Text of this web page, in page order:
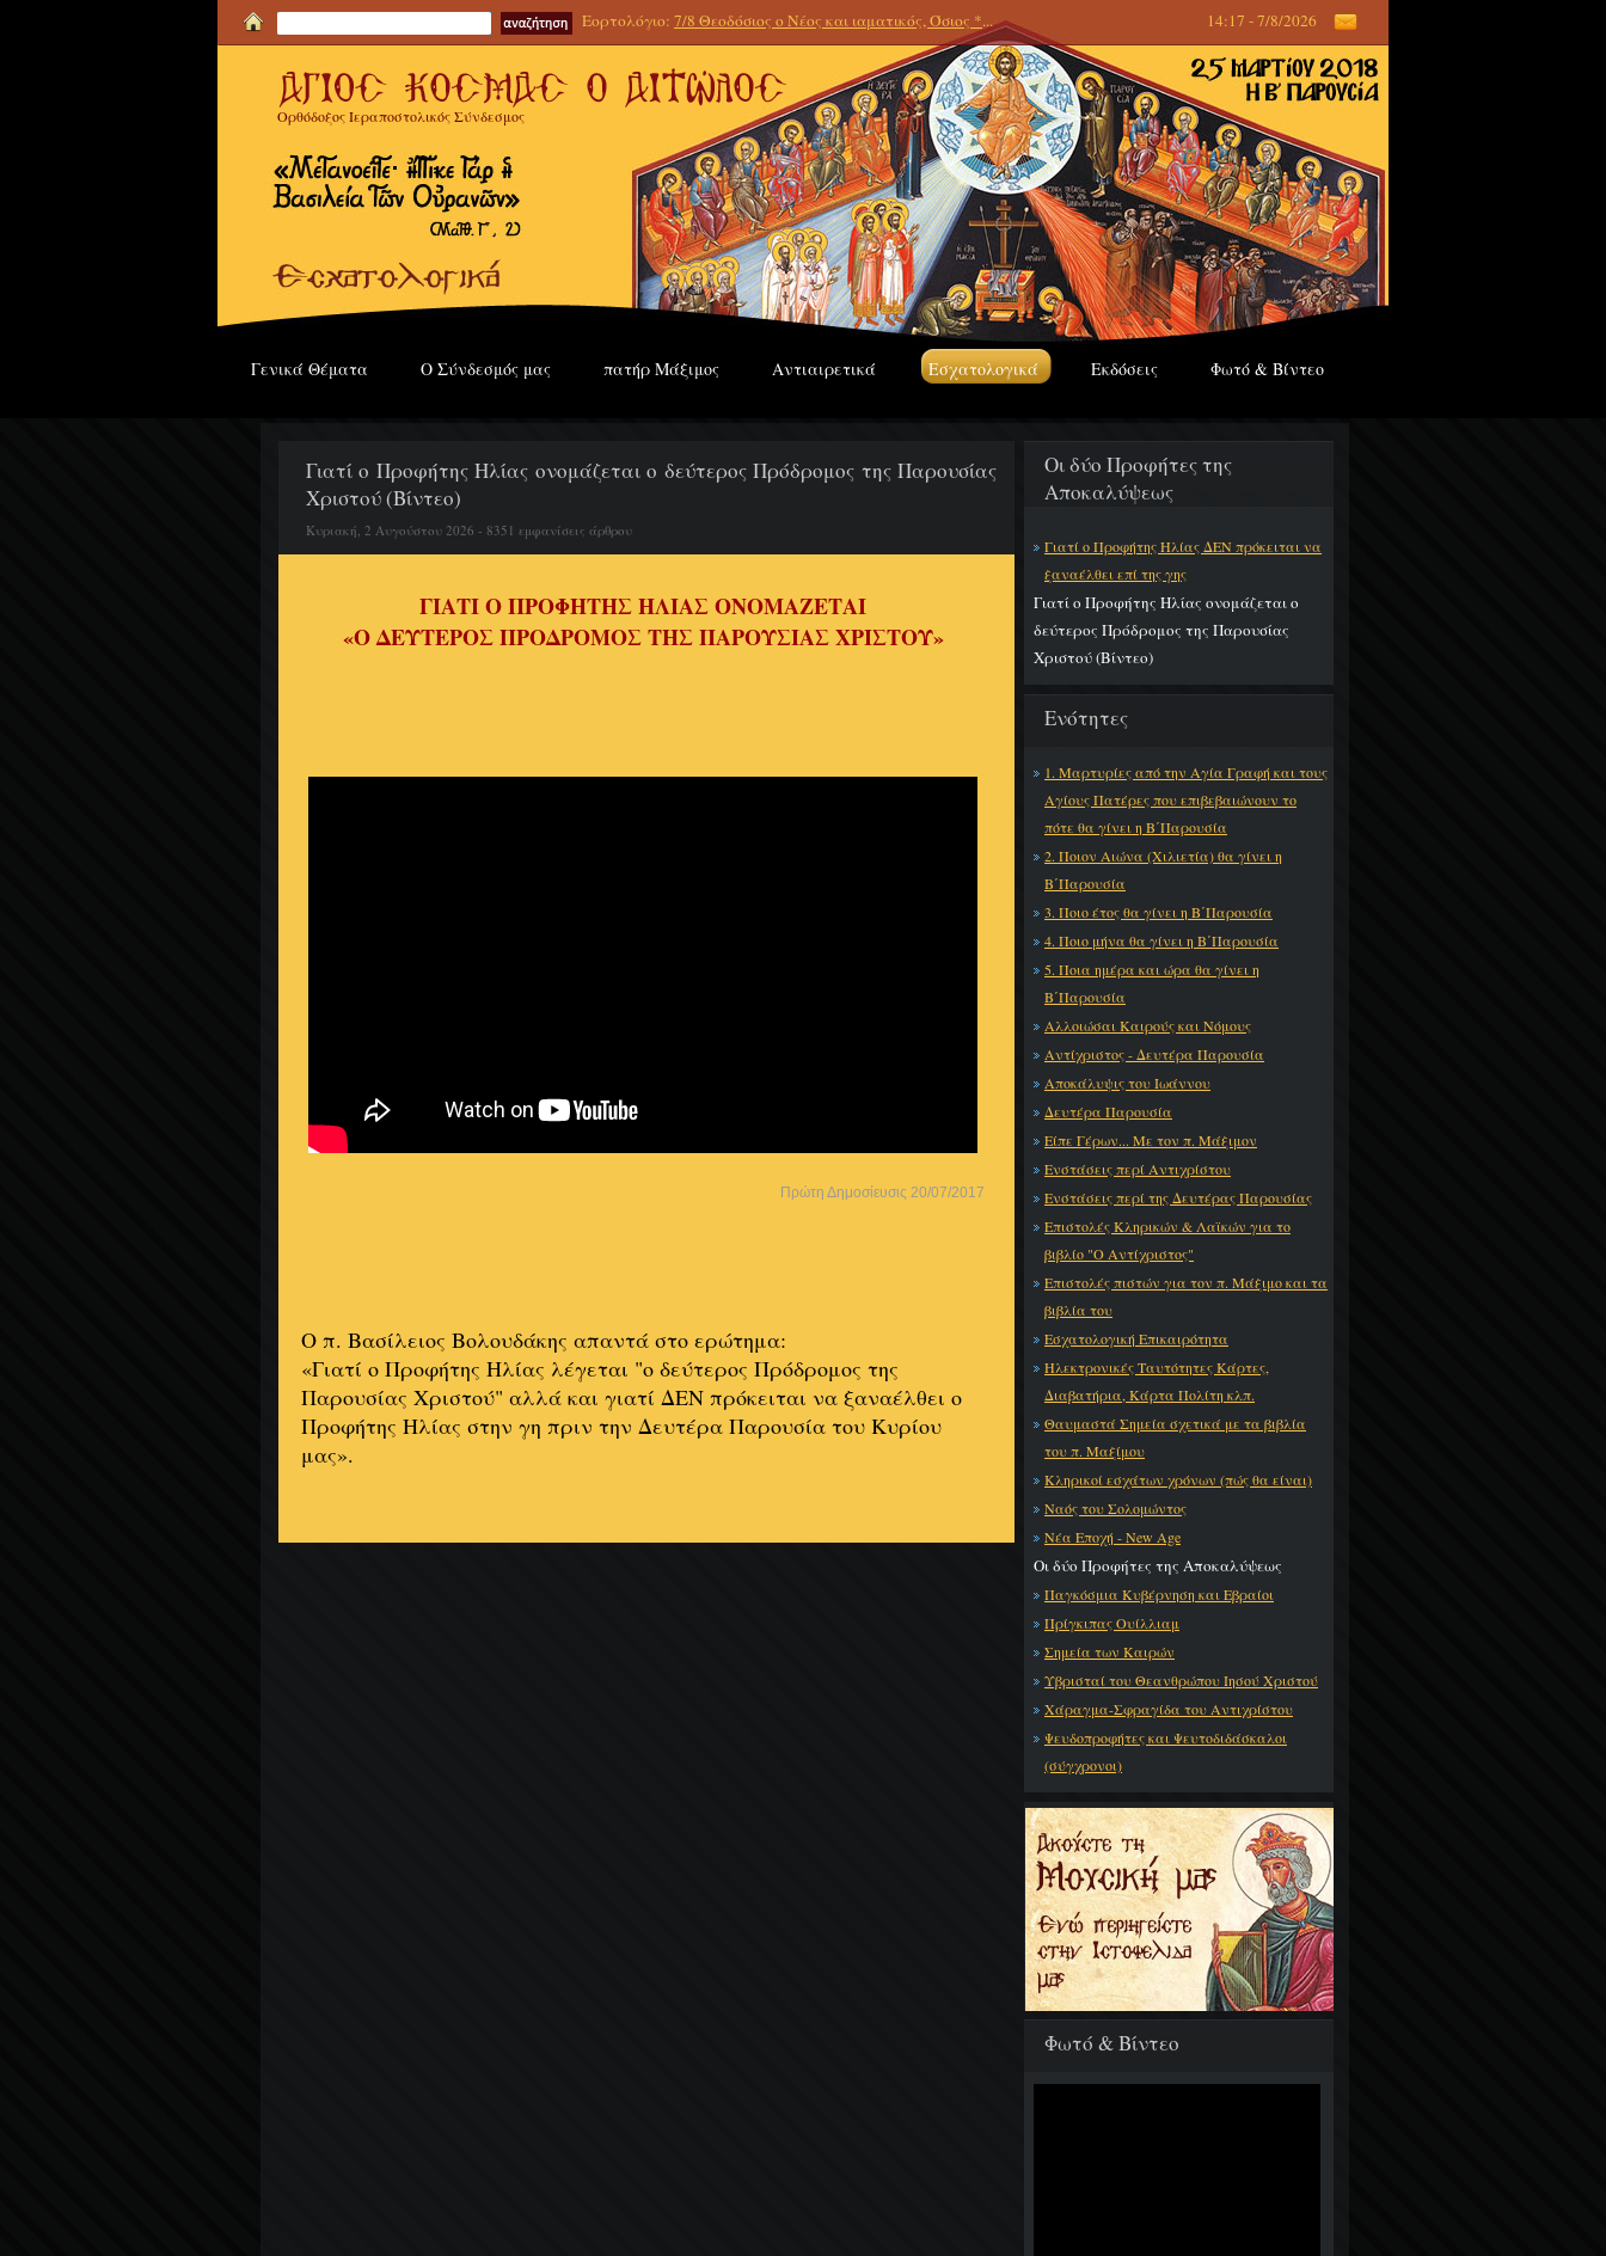
Εορτολόγιο: 7/8 Θεοδόσιος ο Νέος και ιαματικός, Όσιος *... 14:17 - 7/8/2026
Ορθόδοξος Ιεραποστολικός Σύνδεσμος
Γενικά Θέματα Ο Σύνδεσμός μας πατήρ Μάξιμος Αντιαιρετικά Εσχατολογικά Εκδόσεις Φωτό & Βίντεο
Οι δύο Προφήτες της
Αποκαλύψεως
Γιατί ο Προφήτης Ηλίας ΔΕΝ πρόκειται να
ξαναέλθει επί της γης
Γιατί ο Προφήτης Ηλίας ονομάζεται ο
δεύτερος Πρόδρομος της Παρουσίας
Χριστού (Βίντεο)
Ενότητες
1. Μαρτυρίες από την Αγία Γραφή και τους
Αγίους Πατέρες που επιβεβαιώνουν το
πότε θα γίνει η Β΄Παρουσία
2. Ποιον Αιώνα (Χιλιετία) θα γίνει η
Β΄Παρουσία
3. Ποιο έτος θα γίνει η Β΄Παρουσία
4. Ποιο μήνα θα γίνει η Β΄Παρουσία
5. Ποια ημέρα και ώρα θα γίνει η
Β΄Παρουσία
Αλλοιώσαι Καιρούς και Νόμους
Αντίχριστος - Δευτέρα Παρουσία
Αποκάλυψις του Ιωάννου
Δευτέρα Παρουσία
Είπε Γέρων... Με τον π. Μάξιμον
Ενστάσεις περί Αντιχρίστου
Ενστάσεις περί της Δευτέρας Παρουσίας
Επιστολές Κληρικών & Λαϊκών για το
βιβλίο "Ο Αντίχριστος"
Επιστολές πιστών για τον π. Μάξιμο και τα
βιβλία του
Εσχατολογική Επικαιρότητα
Ηλεκτρονικές Ταυτότητες Κάρτες,
Διαβατήρια, Κάρτα Πολίτη κλπ.
Θαυμαστά Σημεία σχετικά με τα βιβλία
του π. Μαξίμου
Κληρικοί εσχάτων χρόνων (πώς θα είναι)
Ναός του Σολομώντος
Νέα Εποχή - New Age
Οι δύο Προφήτες της Αποκαλύψεως
Παγκόσμια Κυβέρνηση και Εβραίοι
Πρίγκιπας Ουίλλιαμ
Σημεία των Καιρών
Υβρισταί του Θεανθρώπου Ιησού Χριστού
Χάραγμα-Σφραγίδα του Αντιχρίστου
Ψευδοπροφήτες και Ψευτοδιδάσκαλοι
(σύγχρονοι)
Φωτό & Βίντεο
Γιατί ο Προφήτης Ηλίας ονομάζεται ο δεύτερος Πρόδρομος της Παρουσίας
Χριστού (Βίντεο)
Κυριακή, 2 Αυγούστου 2026 - 8351 εμφανίσεις άρθρου
ΓΙΑΤΙ Ο ΠΡΟΦΗΤΗΣ ΗΛΙΑΣ ΟΝΟΜΑΖΕΤΑΙ
«Ο ΔΕΥΤΕΡΟΣ ΠΡΟΔΡΟΜΟΣ ΤΗΣ ΠΑΡΟΥΣΙΑΣ ΧΡΙΣΤΟΥ»
Πρώτη Δημοσίευσις 20/07/2017
Ο π. Βασίλειος Βολουδάκης απαντά στο ερώτημα:
«Γιατί ο Προφήτης Ηλίας λέγεται "ο δεύτερος Πρόδρομος της
Παρουσίας Χριστού" αλλά και γιατί ΔΕΝ πρόκειται να ξαναέλθει ο
Προφήτης Ηλίας στην γη πριν την Δευτέρα Παρουσία του Κυρίου
μας».